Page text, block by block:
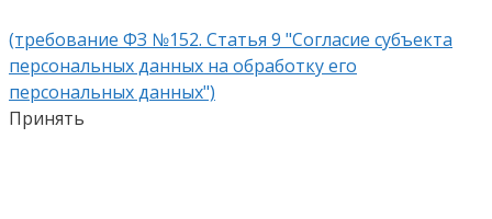
(требование ФЗ №152. Статья 9 "Согласие субъекта
персональных данных на обработку его
персональных данных")
Принять